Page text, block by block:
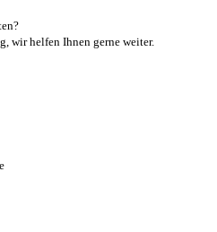
wir helfen Ihnen gerne weiter.